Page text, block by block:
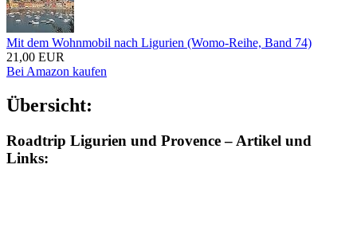
Mit dem Wohnmobil nach Ligurien (Womo-Reihe, Band 74)
21,00 EUR
Bei Amazon kaufen
Übersicht:
Roadtrip Ligurien und Provence – Artikel und
Links: